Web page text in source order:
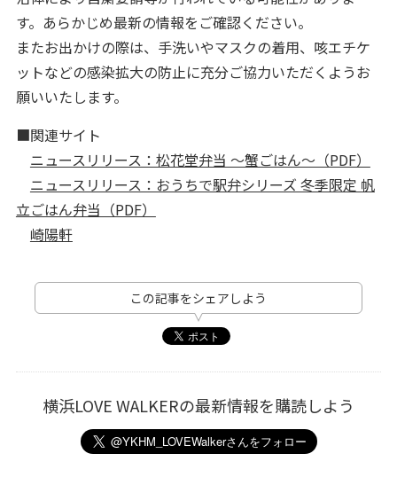
す。あらかじめ最新の情報をご確認ください。
またお出かけの際は、手洗いやマスクの着用、咳エチケ
ットなどの感染拡大の防止に充分ご協力いただくようお
願いいたします。
■関連サイト
ニュースリリース：松花堂弁当 ～蟹ごはん～（PDF）
ニュースリリース：おうちで駅弁シリーズ 冬季限定 帆
立ごはん弁当（PDF）
崎陽軒
この記事をシェアしよう
横浜LOVE WALKERの最新情報を購読しよう